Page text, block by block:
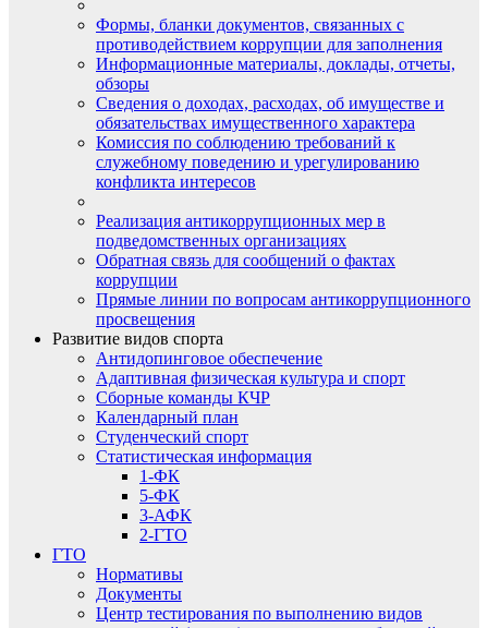
Формы, бланки документов, связанных с
противодействием коррупции для заполнения
Информационные материалы, доклады, отчеты,
обзоры
Сведения о доходах, расходах, об имуществе и
обязательствах имущественного характера
Комиссия по соблюдению требований к
служебному поведению и урегулированию
конфликта интересов
Реализация антикоррупционных мер в
подведомственных организациях
Обратная связь для сообщений о фактах
коррупции
Прямые линии по вопросам антикоррупционного
просвещения
Развитие видов спорта
Антидопинговое обеспечение
Адаптивная физическая культура и спорт
Сборные команды КЧР
Календарный план
Студенческий спорт
Статистическая информация
1-ФК
5-ФК
3-АФК
2-ГТО
ГТО
Нормативы
Документы
Центр тестирования по выполнению видов